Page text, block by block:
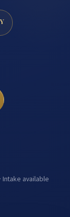
Intake available